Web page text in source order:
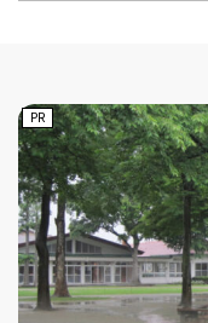
PR